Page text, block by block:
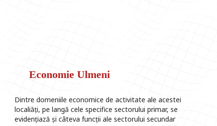
Economie Ulmeni
Dintre domeniile economice de activitate ale acestei
localiăți, pe langă cele specifice sectorului primar, se
evidențiază și câteva funcții ale sectorului secundar